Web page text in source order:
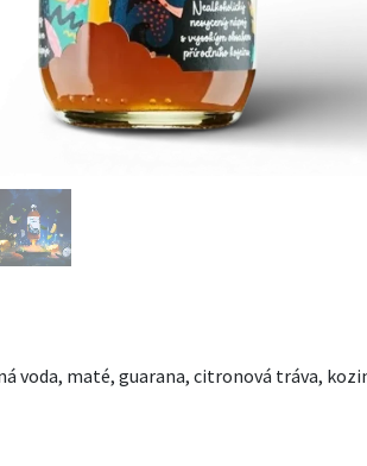
maté, guarana, citronová tráva,